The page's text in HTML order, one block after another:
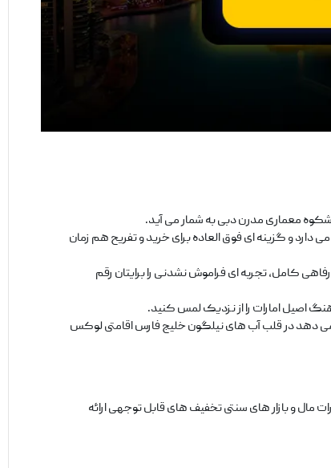
شکوه معماری مدرن دبی به شمار می‌ آید.
دارد و گزینه ‌ای فوق‌ العاده برای خرید و تفریح هم ‌زمان
کامل، تجربه ‌ای فراموش‌ نشدنی را برایتان رقم
اصیل امارات را از نزدیک لمس کنید.
‌دهد در قلب آب ‌های نیلگون خلیج فارس اقامتی لوکس
مال و بازار های سنتی تخفیف ‌های قابل توجهی ارائه